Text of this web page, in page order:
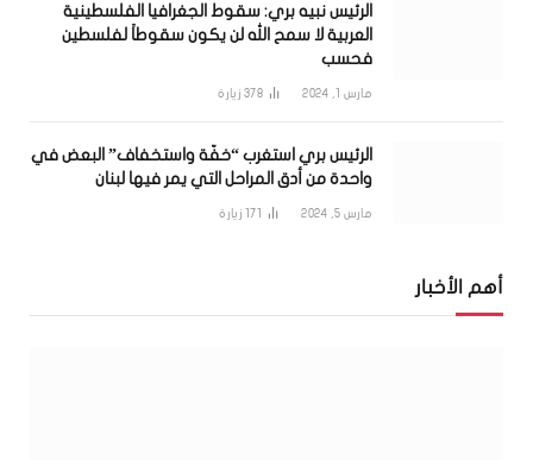
الرئيس نبيه بري: سقوط الجغرافيا الفلسطينية
العربية لا سمح الله لن يكون سقوطاً لفلسطين
فحسب
مارس 1, 2024 378 زيارة
الرئيس بري استغرب “خفّة واستخفاف” البعض في
واحدة من أدق المراحل التي يمر فيها لبنان
مارس 5, 2024 171 زيارة
أهم الأخبار